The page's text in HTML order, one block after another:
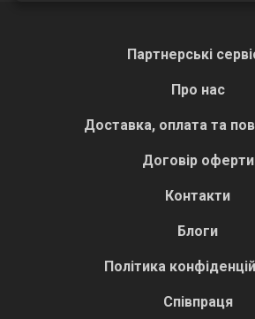
Партнерські
Про нас
Доставка, оплата та
Договір оферти
Контакти
Блоги
Політика
Співпраця